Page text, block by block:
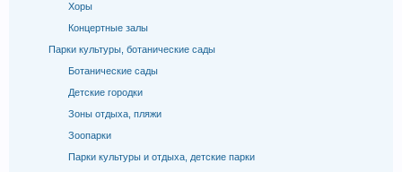
Хоры
Концертные залы
Парки культуры, ботанические сады
Ботанические сады
Детские городки
Зоны отдыха, пляжи
Зоопарки
Парки культуры и отдыха, детские парки